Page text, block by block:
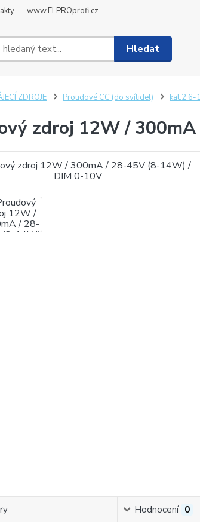
www.ELPROprofi.cz
Hledat
ZDROJE Proudové CC (do svítidel) kat.2 6-
zdroj 12W /
Hodnocení 0